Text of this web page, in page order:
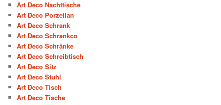
Art Deco Nachttische
Art Deco Porzellan
Art Deco Schrank
Art Deco Schrankco
Art Deco Schränke
Art Deco Schreibtisch
Art Deco Sitz
Art Deco Stuhl
Art Deco Tisch
Art Deco Tische